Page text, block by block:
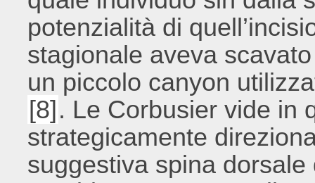
potenzialità di
stagionale aveva
un piccolo canyon
[8]. Le Corbusier vide in
strategicamente
suggestiva spina